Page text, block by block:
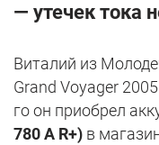
— утечек тока
Виталий из
Grand Voyager
го он приобрел
780 A R+) в